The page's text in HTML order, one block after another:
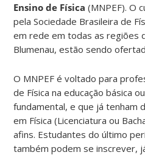
Ensino de Física (MNPEF). O
pela Sociedade Brasileira de
em rede em todas as regiões
Blumenau, estão sendo
O MNPEF é voltado para
de Física na educação básica
fundamental, e que já tenham
em Física (Licenciatura ou
afins. Estudantes do último
também podem se inscrever,